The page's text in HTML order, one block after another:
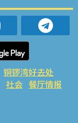
铜锣湾好去处
社会 餐厅情报